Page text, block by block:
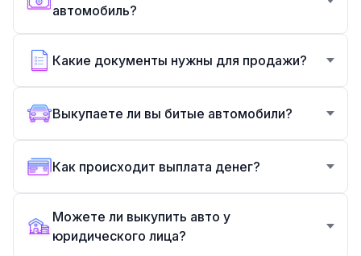
автомобиль?
Какие документы нужны для продажи?
Выкупаете ли вы битые автомобили?
Как происходит выплата денег?
Можете ли выкупить авто у
юридического лица?